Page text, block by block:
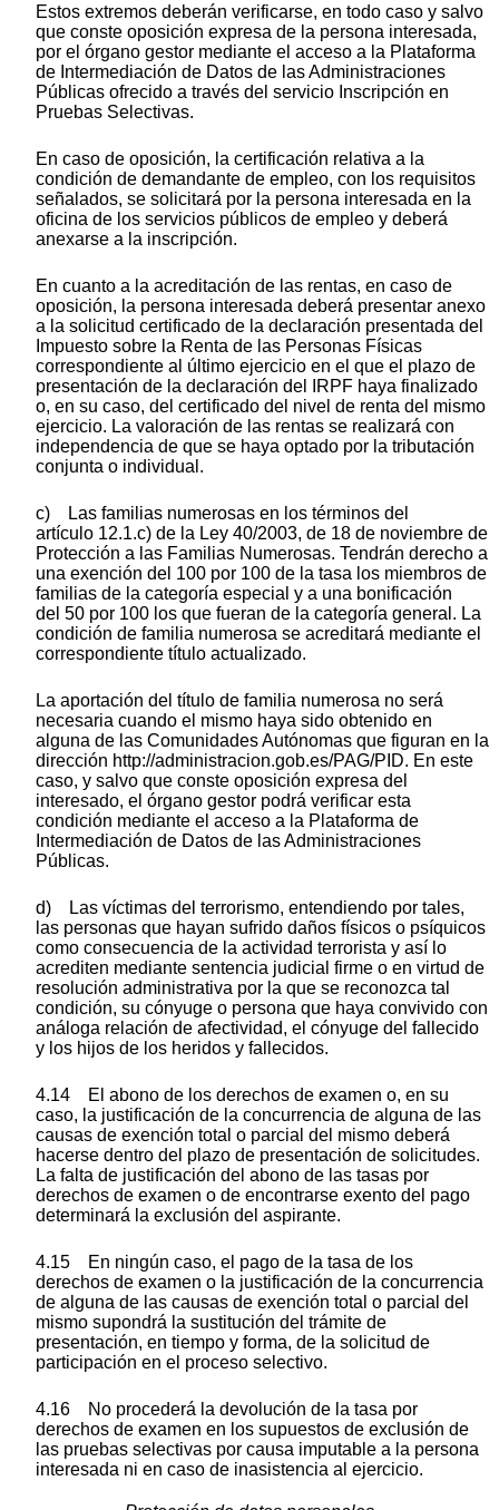
Estos extremos deberán verificarse, en todo caso y salvo
que conste oposición expresa de la persona interesada,
por el órgano gestor mediante el acceso a la Plataforma
de Intermediación de Datos de las Administraciones
Públicas ofrecido a través del servicio Inscripción en
Pruebas Selectivas.
En caso de oposición, la certificación relativa a la
condición de demandante de empleo, con los requisitos
señalados, se solicitará por la persona interesada en la
oficina de los servicios públicos de empleo y deberá
anexarse a la inscripción.
En cuanto a la acreditación de las rentas, en caso de
oposición, la persona interesada deberá presentar anexo
a la solicitud certificado de la declaración presentada del
Impuesto sobre la Renta de las Personas Físicas
correspondiente al último ejercicio en el que el plazo de
presentación de la declaración del IRPF haya finalizado
o, en su caso, del certificado del nivel de renta del mismo
ejercicio. La valoración de las rentas se realizará con
independencia de que se haya optado por la tributación
conjunta o individual.
c) Las familias numerosas en los términos del
artículo 12.1.c) de la Ley 40/2003, de 18 de noviembre de
Protección a las Familias Numerosas. Tendrán derecho a
una exención del 100 por 100 de la tasa los miembros de
familias de la categoría especial y a una bonificación
del 50 por 100 los que fueran de la categoría general. La
condición de familia numerosa se acreditará mediante el
correspondiente título actualizado.
La aportación del título de familia numerosa no será
necesaria cuando el mismo haya sido obtenido en
alguna de las Comunidades Autónomas que figuran en la
dirección http://administracion.gob.es/PAG/PID. En este
caso, y salvo que conste oposición expresa del
interesado, el órgano gestor podrá verificar esta
condición mediante el acceso a la Plataforma de
Intermediación de Datos de las Administraciones
Públicas.
d) Las víctimas del terrorismo, entendiendo por tales,
las personas que hayan sufrido daños físicos o psíquicos
como consecuencia de la actividad terrorista y así lo
acrediten mediante sentencia judicial firme o en virtud de
resolución administrativa por la que se reconozca tal
condición, su cónyuge o persona que haya convivido con
análoga relación de afectividad, el cónyuge del fallecido
y los hijos de los heridos y fallecidos.
4.14 El abono de los derechos de examen o, en su
caso, la justificación de la concurrencia de alguna de las
causas de exención total o parcial del mismo deberá
hacerse dentro del plazo de presentación de solicitudes.
La falta de justificación del abono de las tasas por
derechos de examen o de encontrarse exento del pago
determinará la exclusión del aspirante.
4.15 En ningún caso, el pago de la tasa de los
derechos de examen o la justificación de la concurrencia
de alguna de las causas de exención total o parcial del
mismo supondrá la sustitución del trámite de
presentación, en tiempo y forma, de la solicitud de
participación en el proceso selectivo.
4.16 No procederá la devolución de la tasa por
derechos de examen en los supuestos de exclusión de
las pruebas selectivas por causa imputable a la persona
interesada ni en caso de inasistencia al ejercicio.